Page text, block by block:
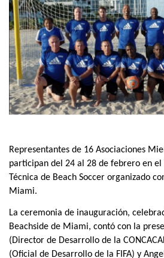
Representantes de 16 Asociaciones
participan del 24 al 28 de febrero en
Técnica de Beach Soccer organizado
Miami.
La ceremonia de inauguración,
Beachside de Miami, contó con la
(Director de Desarrollo de la
(Oficial de Desarrollo de la FIFA) y